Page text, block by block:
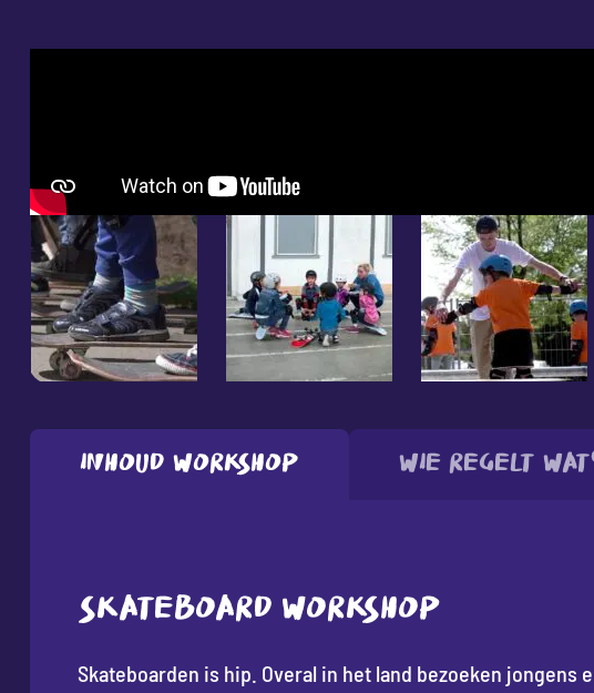
Inhoud workshop Wie regelt
SKATEBOARD WORKSHOP
Skateboarden is hip. Overal in het land bezoeken jongens